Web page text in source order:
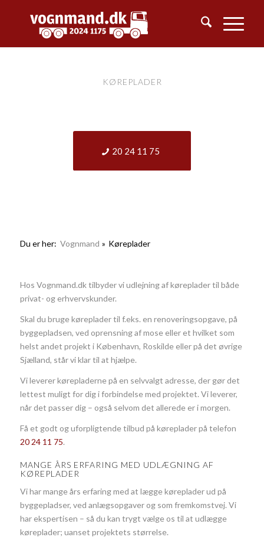
Du er her: Vognmand » Køreplader
KØREPLADER
20 24 11 75
Hos Vognmand.dk tilbyder vi udlejning af køreplader til både
privat- og erhvervskunder.
Skal du bruge køreplader til f.eks. en renoveringsopgave, på
byggepladsen, ved oprensning af mose eller et hvilket som
helst andet projekt i København, Roskilde eller på det øvrige
Sjælland, står vi klar til at hjælpe.
Vi leverer kørepladerne på en selvvalgt adresse, der gør det
lettest muligt for dig i forbindelse med projektet. Vi leverer,
når det passer dig – også selvom det allerede er i morgen.
Få et godt og uforpligtende tilbud på køreplader på telefon
20 24 11 75.
MANGE ÅRS ERFARING MED UDLÆGNING AF
KØREPLADER
Vi har mange års erfaring med at lægge køreplader ud på
byggepladser, ved anlægsopgaver og som fremkomstvej. Vi
har ekspertisen – så du kan trygt vælge os til at udlægge
køreplader; uanset projektets størrelse.